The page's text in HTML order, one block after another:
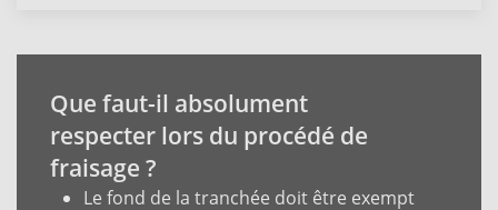
Que faut-il absolument
respecter lors du procédé de
fraisage ?
Le fond de la tranchée doit être exempt